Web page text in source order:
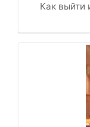
Как выйти